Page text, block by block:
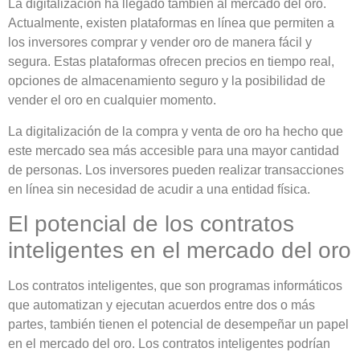
La digitalización ha llegado también al mercado del oro.
Actualmente, existen plataformas en línea que permiten a
los inversores comprar y vender oro de manera fácil y
segura. Estas plataformas ofrecen precios en tiempo real,
opciones de almacenamiento seguro y la posibilidad de
vender el oro en cualquier momento.
La digitalización de la compra y venta de oro ha hecho que
este mercado sea más accesible para una mayor cantidad
de personas. Los inversores pueden realizar transacciones
en línea sin necesidad de acudir a una entidad física.
El potencial de los contratos
inteligentes en el mercado del oro
Los contratos inteligentes, que son programas informáticos
que automatizan y ejecutan acuerdos entre dos o más
partes, también tienen el potencial de desempeñar un papel
en el mercado del oro. Los contratos inteligentes podrían